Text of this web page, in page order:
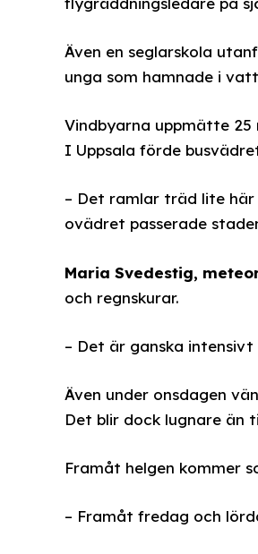
Även en seglarskola
unga som hamnade i
Vindbyarna uppmätte 25
I Uppsala förde
– Det ramlar träd lite
ovädret passerade
Maria Svedestig,
och regnskurar.
– Det är ganska intensivt
Även under onsdagen
Det blir dock lugnare än
Framåt helgen kommer
– Framåt fredag och